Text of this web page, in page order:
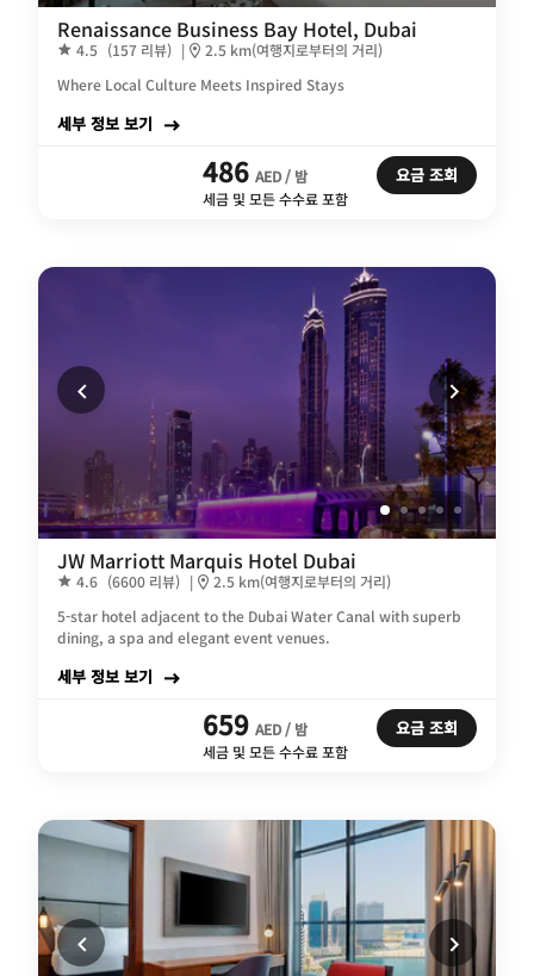
Renaissance Business Bay Hotel, Dubai
4.5 (157 리뷰) |
2.5 km(여행지로부터의 거리)
Where Local Culture Meets Inspired Stays
세부 정보 보기
486 AED / 밤
세금 및 모든 수수료 포함
요금 조회
JW Marriott Marquis Hotel Dubai
4.6 (6600 리뷰) |
2.5 km(여행지로부터의 거리)
5-star hotel adjacent to the Dubai Water Canal with superb
dining, a spa and elegant event venues.
세부 정보 보기
659 AED / 밤
세금 및 모든 수수료 포함
요금 조회